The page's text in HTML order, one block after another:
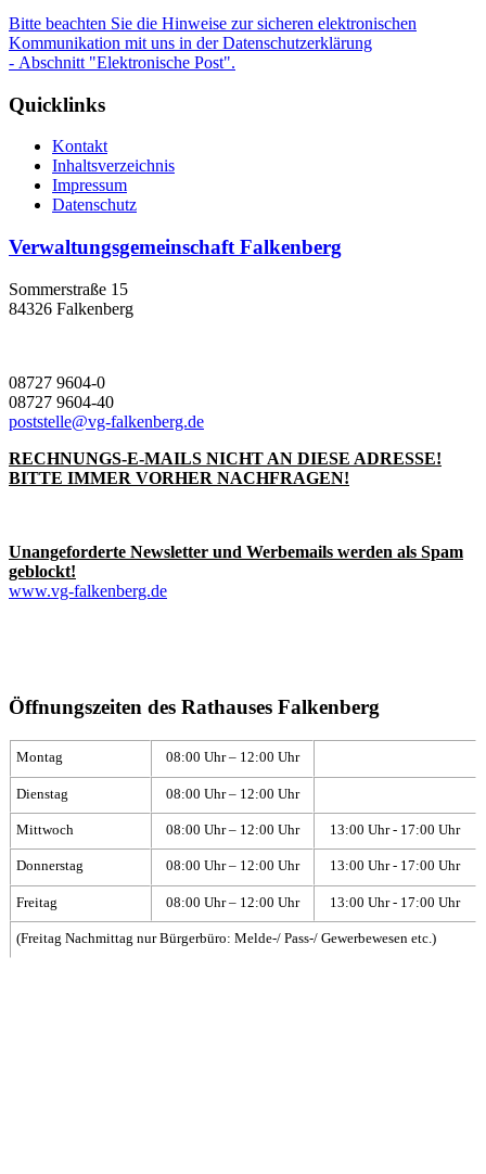
Bitte beachten Sie die Hinweise zur sicheren elektronischen
Kommunikation mit uns in der Datenschutzerklärung
- Abschnitt "Elektronische Post".
Quicklinks
Kontakt
Inhaltsverzeichnis
Impressum
Datenschutz
Verwaltungsgemeinschaft Falkenberg
Sommerstraße 15
84326 Falkenberg
08727 9604-0
08727 9604-40
poststelle@vg-falkenberg.de
RECHNUNGS-E-MAILS NICHT AN DIESE ADRESSE!
BITTE IMMER VORHER NACHFRAGEN!
Unangeforderte Newsletter und Werbemails werden als Spam
geblockt!
www.vg-falkenberg.de
Öffnungszeiten des Rathauses Falkenberg
Montag 08:00 Uhr – 12:00 Uhr
Dienstag 08:00 Uhr – 12:00 Uhr
Mittwoch 08:00 Uhr – 12:00 Uhr 13:00 Uhr - 17:00 Uhr
Donnerstag 08:00 Uhr – 12:00 Uhr 13:00 Uhr - 17:00 Uhr
Freitag 08:00 Uhr – 12:00 Uhr 13:00 Uhr - 17:00 Uhr
(Freitag Nachmittag nur Bürgerbüro: Melde-/ Pass-/ Gewerbewesen etc.)